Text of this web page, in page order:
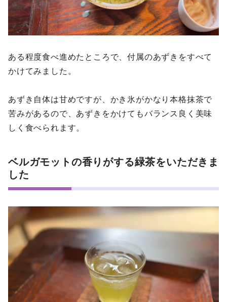
ある程度食べ進めたところで、付属のあずきをすべて
かけてみました。
あずき自体は甘めですが、かき氷がかなり本格抹茶で
苦みがあるので、あずきをかけてもバランス良く美味
しく食べられます。
ベルガモットの香りがする緑茶をいただきま
した